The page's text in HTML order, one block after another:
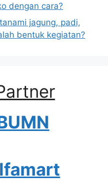
dengan cara?
jagung, padi,
bentuk kegiatan?